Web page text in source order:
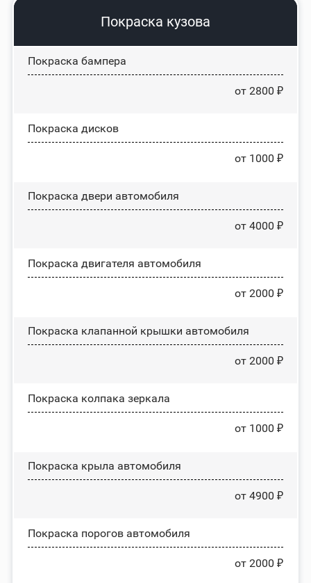
Покраска кузова
Покраска бампера
от 2800 ₽
Покраска дисков
от 1000 ₽
Покраска двери автомобиля
от 4000 ₽
Покраска двигателя автомобиля
от 2000 ₽
Покраска клапанной крышки автомобиля
от 2000 ₽
Покраска колпака зеркала
от 1000 ₽
Покраска крыла автомобиля
от 4900 ₽
Покраска порогов автомобиля
от 2000 ₽